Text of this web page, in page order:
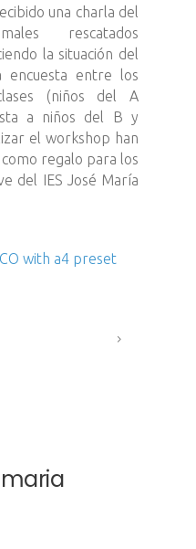
una charla del
rescatados
la situación del
encuesta entre los
(niños del A
a niños del B y
el workshop han
regalo para los
del IES José María